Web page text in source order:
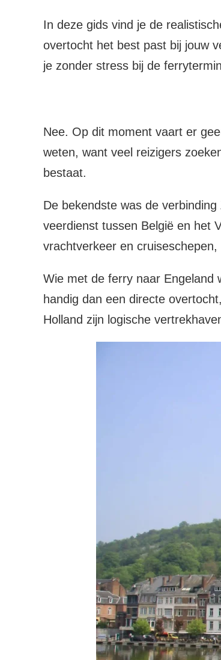
In deze gids vind je de
overtocht het best past bij jouw
je zonder stress bij de
Nee. Op dit moment vaart er
weten, want veel reizigers
bestaat.
De bekendste was de
veerdienst tussen België en het
vrachtverkeer en
Wie met de ferry naar Engeland
handig dan een directe
Holland zijn logische